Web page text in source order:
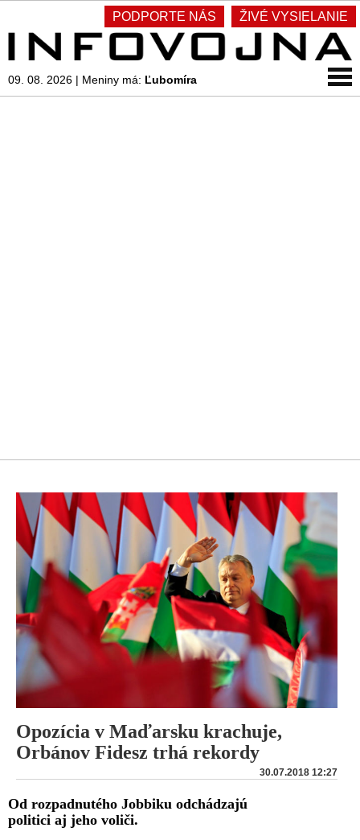
PODPORTE NÁS ŽIVÉ VYSIELANIE
09. 08. 2026 | Meniny má: Ľubomíra
Opozícia v Maďarsku krachuje,
Orbánov Fidesz trhá rekordy
30.07.2018 12:27
Od rozpadnutého Jobbiku odchádzajú
politici aj jeho voliči.